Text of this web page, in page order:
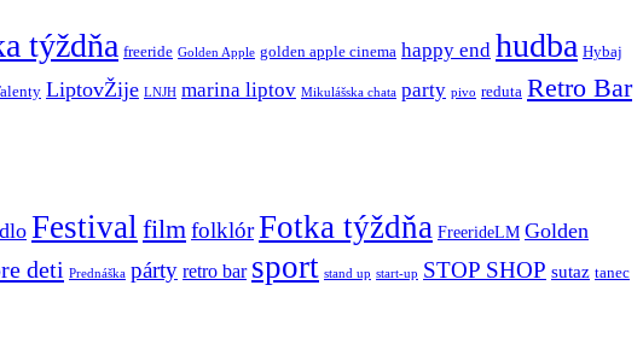
týždňa freeride Golden Apple golden apple cinema happy end hudba Hybaj
LiptovŽije LNJH marina liptov Mikulášska chata party pivo reduta Retro Bar
Festival filmfolklórFotka týždňa FreerideLM Golden
deti Prednáška párty retro bar sport stand up start-up STOP SHOP sutaz tanec